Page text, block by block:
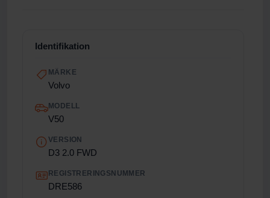
Identifikation
MÄRKE
Volvo
MODELL
V50
VERSION
D3 2.0 FWD
REGISTRERINGSNUMMER
DRE586